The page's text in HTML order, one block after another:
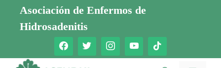
Saltar
contenido
Asociación de Enfermos de
Hidrosadenitis